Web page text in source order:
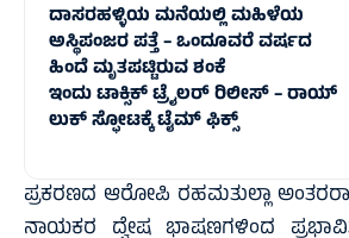
ದಾಸರಹಳ್ಳಿಯ ಮನೆಯಲ್ಲಿ ಮಹಿಳೆಯ
ಅಸ್ಥಿಪಂಜರ ಪತ್ತೆ – ಒಂದೂವರೆ ವರ್ಷದ
ಹಿಂದೆ ಮೃತಪಟ್ಟಿರುವ ಶಂಕೆ
ಇಂದು ಟಾಕ್ಸಿಕ್ ಟ್ರೈಲರ್ ರಿಲೀಸ್‌ – ರಾಯ್‌
ಲುಕ್ ಸ್ಫೋಟಕ್ಕೆ ಟೈಮ್‌ ಫಿಕ್ಸ್‌
ಪ್ರಕರಣದ ಆರೋಪಿ ರಹಮತುಲ್ಲಾ
ನಾಯಕರ ದ್ವೇಷ ಭಾಷಣಗಳಿಂದ